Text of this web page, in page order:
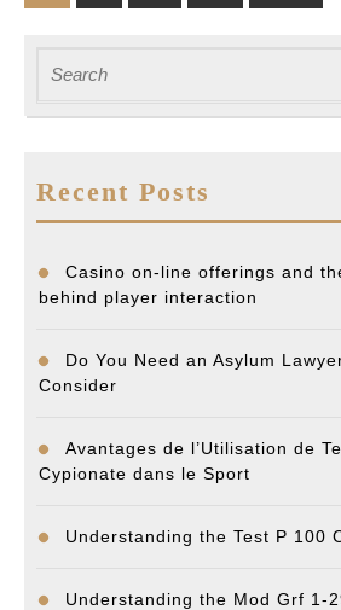
pagination
for:
Recent Posts
Casino on-line offerings and
behind player interaction
Do You Need an Asylum
Consider
Avantages de l’Utilisation de
Cypionate dans le Sport
Understanding the Test P 100
Understanding the Mod Grf 1-